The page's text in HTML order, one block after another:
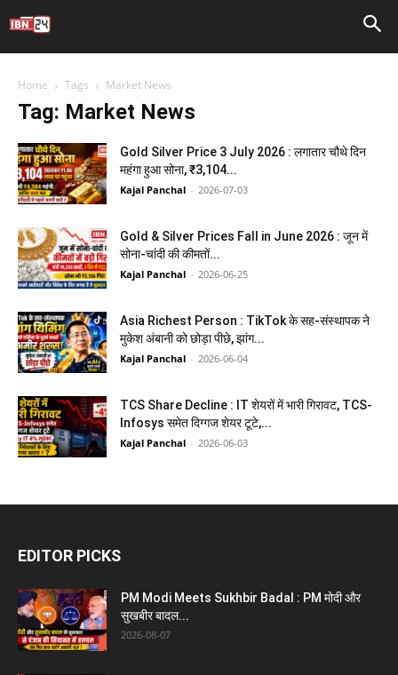
Home Tags Market News
Tag: Market News
Gold Silver Price 3 July 2026 : लगातार चौथे दिन
महंगा हुआ सोना, ₹3,104...
Kajal Panchal - 2026-07-03
Gold & Silver Prices Fall in June 2026 : जून में
सोना-चांदी की कीमतों...
Kajal Panchal - 2026-06-25
Asia Richest Person : TikTok के सह-संस्थापक ने
मुकेश अंबानी को छोड़ा पीछे, झांग...
Kajal Panchal - 2026-06-04
TCS Share Decline : IT शेयरों में भारी गिरावट, TCS-
Infosys समेत दिग्गज शेयर टूटे,...
Kajal Panchal - 2026-06-03
EDITOR PICKS
PM Modi Meets Sukhbir Badal : PM मोदी और
सुखबीर बादल...
2026-08-07